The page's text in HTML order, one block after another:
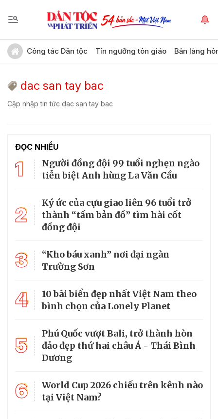
Công tác Dân tộc Tín ngưỡng tôn giáo Bản làng
dac san tay bac
Cập nhập tin tức dac san tay bac
ĐỌC NHIỀU
1
Người đồng đội 99 tuổi nghẹn ngào
tiễn biệt Anh hùng La Văn Cầu
2
Ký ức của cựu giao liên 96 tuổi trở
thành “tấm bản đồ” tìm hài cốt
đồng đội
3
“Kho báu xanh” nơi đại ngàn
Trường Sơn
4
10 bãi biển đẹp nhất Việt Nam theo
bình chọn của Lonely Planet
5
Phú Quốc vượt Bali, trở thành hòn
đảo đẹp thứ hai châu Á - Thái Bình
Dương
6
World Cup 2026 chiếu trên kênh nào
tại Việt Nam?